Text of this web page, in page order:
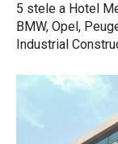
5 stele a Hotel
BMW, Opel,
Industrial